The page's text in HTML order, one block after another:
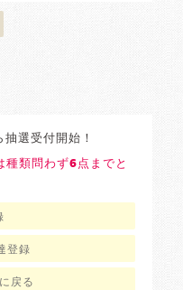
選受付開始！
類問わず6点までと
登録
戻る